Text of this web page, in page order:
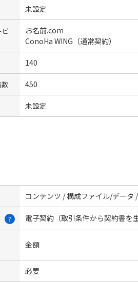
未設定
ビ
お名前.com
ConoHa WING（通常契約）
140
450
未設定
コンテンツ / 構成ファイル/データ
? 電子契約（取引条件から契約書を
金額
必要